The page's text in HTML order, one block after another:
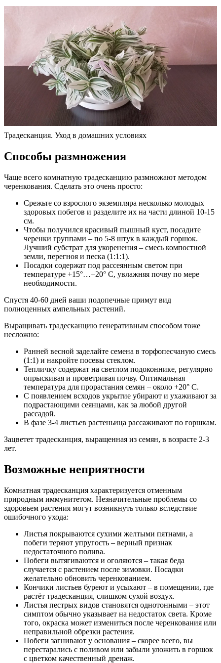
Традесканция. Уход в домашних условиях
Способы размножения
Чаще всего комнатную традесканцию размножают методом
черенкования. Сделать это очень просто:
Срежьте со взрослого экземпляра несколько молодых
здоровых побегов и разделите их на части длиной 10-15
см.
Чтобы получился красивый пышный куст, посадите
черенки группами – по 5-8 штук в каждый горшок.
Лучший субстрат для укоренения – смесь компостной
земли, перегноя и песка (1:1:1).
Посадки содержат под рассеянным светом при
температуре +15°…+20° C, увлажняя почву по мере
необходимости.
Спустя 40-60 дней ваши подопечные примут вид
полноценных ампельных растений.
Выращивать традесканцию генеративным способом тоже
несложно:
Ранней весной заделайте семена в торфопесчаную смесь
(1:1) и накройте посевы стеклом.
Тепличку содержат на светлом подоконнике, регулярно
опрыскивая и проветривая почву. Оптимальная
температура для прорастания семян – около +20° C.
С появлением всходов укрытие убирают и ухаживают за
подрастающими сеянцами, как за любой другой
рассадой.
В фазе 3-4 листьев растеньица рассаживают по горшкам.
Зацветет традесканция, выращенная из семян, в возрасте 2-3
лет.
Возможные неприятности
Комнатная традесканция характеризуется отменным
природным иммунитетом. Незначительные проблемы со
здоровьем растения могут возникнуть только вследствие
ошибочного ухода:
Листья покрываются сухими желтыми пятнами, а
побеги теряют упругость – верный признак
недостаточного полива.
Побеги вытягиваются и оголяются – такая беда
случается с растением после зимовки. Посадки
желательно обновить черенкованием.
Кончики листьев буреют и усыхают – в помещении, где
растёт традесканция, слишком сухой воздух.
Листья пестрых видов становятся однотонными – этот
симптом обычно указывает на недостаток света. Кроме
того, окраска может измениться после черенкования или
неправильной обрезки растения.
Побеги загнивают у основания – скорее всего, вы
перестарались с поливом или забыли уложить в горшок
с цветком качественный дренаж.